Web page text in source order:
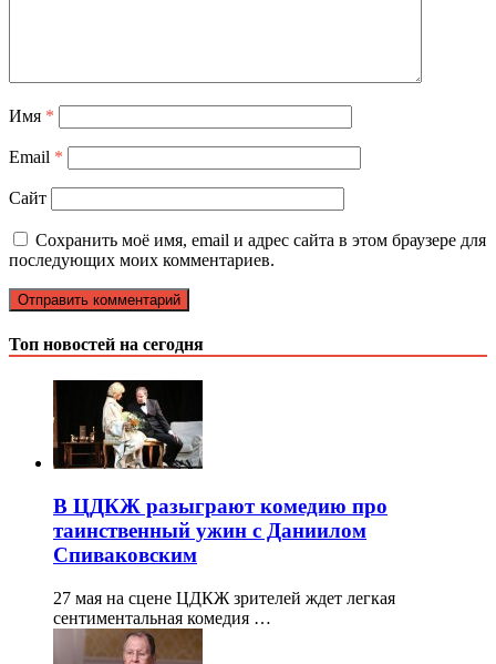
Имя *
Email *
Сайт
Сохранить моё имя, email и адрес сайта в этом браузере для
последующих моих комментариев.
Топ новостей на сегодня
В ЦДКЖ разыграют комедию про
таинственный ужин с Даниилом
Спиваковским
27 мая на сцене ЦДКЖ зрителей ждет легкая
сентиментальная комедия …